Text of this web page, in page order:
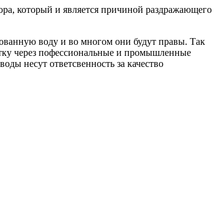
который и является причиной раздражающего
воду и во многом они будут правы. Так
через пофессиональные и промышленные
несут ответсвенность за качество